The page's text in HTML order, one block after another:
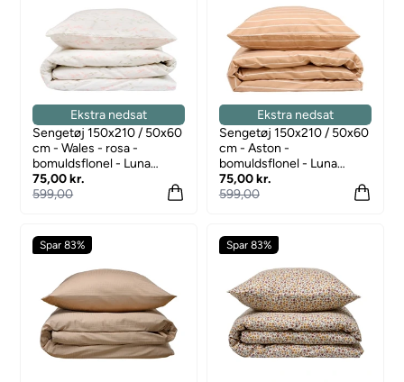
Ekstra nedsat
Sengetøj 150x210 / 50x60
cm - Wales - rosa -
bomuldsflonel - Luna
Denmark
75,00 kr.
599,00
Ekstra nedsat
Sengetøj 150x210 / 50x60
cm - Aston -
bomuldsflonel - Luna
Denmark
75,00 kr.
599,00
Spar 83% Spar 83%